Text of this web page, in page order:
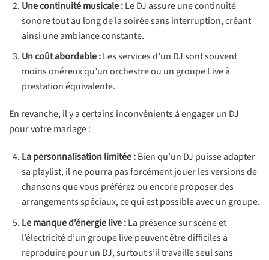
Une continuité musicale :Le DJ assure une continuité
sonore tout au long de la soirée sans interruption, créant
ainsi une ambiance constante.
Un coût abordable :Les services d’un DJ sont souvent
moins onéreux qu’un orchestre ou un groupe Live à
prestation équivalente.
En revanche, il y a certains inconvénients à engager un DJ
pour votre mariage :
La personnalisation limitée :Bien qu’un DJ puisse adapter
sa playlist, il ne pourra pas forcément jouer les versions de
chansons que vous préférez ou encore proposer des
arrangements spéciaux, ce qui est possible avec un groupe.
Le manque d’énergie live :La présence sur scène et
l’électricité d’un groupe live peuvent être difficiles à
reproduire pour un DJ, surtout s’il travaille seul sans